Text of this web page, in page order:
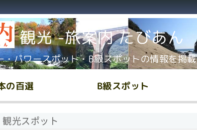
観光 -旅案内 たびあん
・パワースポット・B級スポットの情報を掲載
の百選 B級スポット
光スポット